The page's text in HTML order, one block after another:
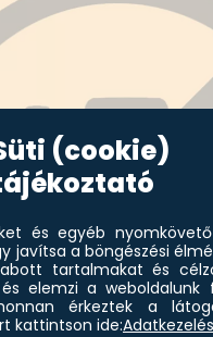
(cookie)
és egyéb
javítsa a böngészési
tartalmakat és
elemzi a weboldalunk
érkeztek a
kattintson ide: